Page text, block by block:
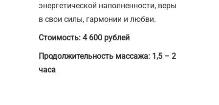
энергетической наполненности, веры
в свои силы, гармонии и любви.
Стоимость: 4 600 рублей
Продолжительность массажа: 1,5 – 2
часа